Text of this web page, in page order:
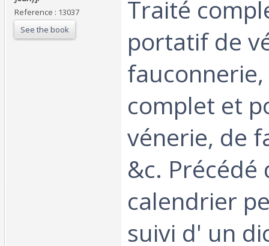
Reference : 13037
See the book
Traité
portatif de
complet et
vénerie, de
&c. Précédé
calendrier
suivi d' un